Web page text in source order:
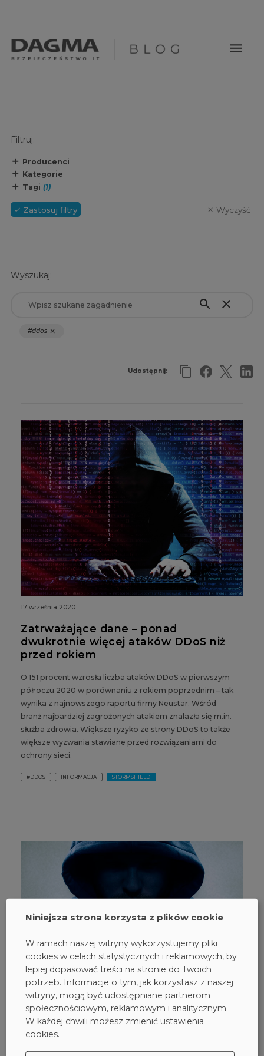
menu
Filtruj:
Producenci
Kategorie
Tagi (1)
Zastosuj filtry Wyczyść
Wyszukaj:
search close
#ddos close
Udostępnij:
17 września 2020
Zatrważające dane – ponad
dwukrotnie więcej ataków DDoS niż
przed rokiem
O 151 procent wzrosła liczba ataków DDoS w pierwszym
półroczu 2020 w porównaniu z rokiem poprzednim – tak
wynika z najnowszego raportu firmy Neustar. Wśród
branż najbardziej zagrożonych atakiem znalazła się m.in.
służba zdrowia. Większe ryzyko ze strony DDoS to także
większe wyzwania stawiane przed rozwiązaniami do
ochrony sieci.
#DDOS INFORMACJA STORMSHIELD
16 stycznia 2019
Zhackował szpitale, uciekł łodzią
Niniejsza strona korzysta z plików cookie
W ramach naszej witryny wykorzystujemy pliki
cookies w celach statystycznych i reklamowych, by
lepiej dopasować treści na stronie do Twoich
potrzeb. Informacje o tym, jak korzystasz z naszej
witryny, mogą być udostępniane partnerom
społecznościowym, reklamowym i analitycznym.
W każdej chwili możesz zmienić ustawienia
cookies.